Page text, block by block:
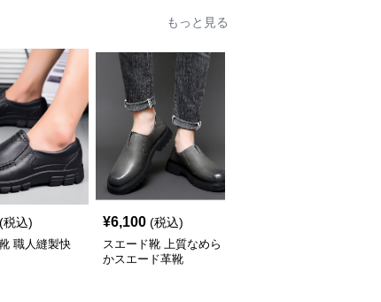
もっと見る
(税込)
職人縫製快
¥6,100 (税込)
スエード靴 上質なめら
かスエード革靴